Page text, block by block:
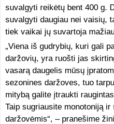
suvalgyti reikėtų bent 400 g.
suvalgyti daugiau nei vaisių,
tiek vaikai jų suvartoja
„Viena iš gudrybių, kuri gali
daržovių, yra ruošti jas
vasarą daugelis mūsų
sezonines daržoves, tuo
mitybą galite įtraukti
Taip sugriausite monotoniją
daržovėmis“, – pranešime